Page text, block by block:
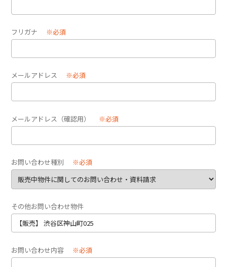
フリガナ ※必須
メールアドレス ※必須
メールアドレス（確認用） ※必須
お問い合わせ種別 ※必須
その他お問い合わせ物件
お問い合わせ内容 ※必須